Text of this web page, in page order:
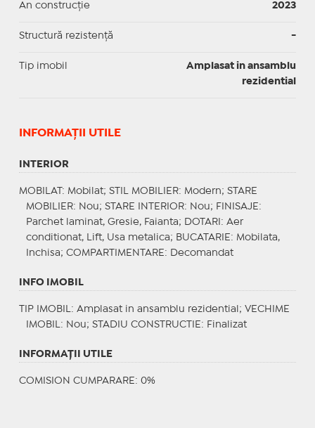
An construcție 2023
Structură rezistență -
Tip imobil
Amplasat in ansamblu
rezidential
INFORMAŢII UTILE
INTERIOR
MOBILAT : Mobilat; STIL MOBILIER: Modern; STARE
MOBILIER: Nou; STARE INTERIOR: Nou; FINISAJE :
Parchet laminat, Gresie, Faianta;
DOTARI : Aer
conditionat, Lift, Usa metalica; BUCATARIE : Mobilata,
Inchisa; COMPARTIMENTARE : Decomandat
INFO IMOBIL
TIP IMOBIL : Amplasat in ansamblu rezidential; VECHIME
IMOBIL : Nou; STADIU CONSTRUCTIE : Finalizat
INFORMAŢII UTILE
COMISION CUMPARARE: 0%